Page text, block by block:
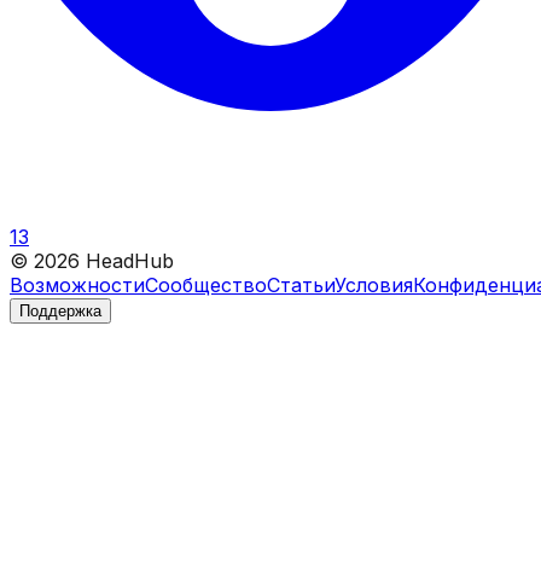
13
© 2026 HeadHub
ВозможностиСообществоСтатьиУсловия
Поддержка